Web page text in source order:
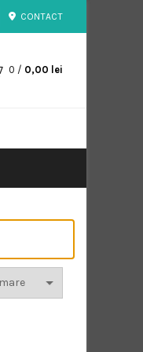
CONTACT
0 / 0,00 lei